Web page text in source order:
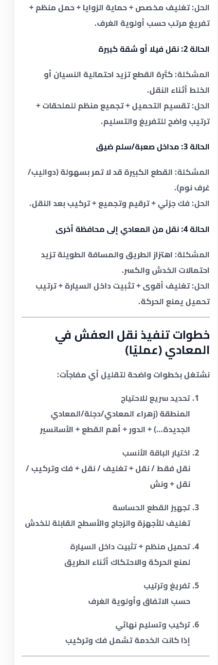
الحل:تغليف مخصص + حماية الزوايا + حمل منظم +
تفريغ مرتب حسب أولوية الغرف.
الحالة 2: نقل فيلا أو شقة كبيرة
المشكلة: كثرة القطع تزيد احتمالية النسيان أو
الخلط أثناء النقل.
الحل:تقسيم التحميل + تجميع منظم للملحقات +
ترتيب واضح للتفريغ والتسليم.
الحالة 3: مداخل صعبة/سلم ضيق
المشكلة: القطع الكبيرة قد لا تمر بسهولة (دواليب/
غرف نوم).
الحل: فك جزئي + ترقيم وتجميع + تركيب بعد النقل.
الحالة 4: نقل من المعادي إلى محافظة أخرى
المشكلة: اهتزاز الطريق والمسافة الطويلة تزيد
احتمالات الخدش والكسر.
الحل:تغليف أقوى + تثبيت داخل السيارة + ترتيب
تحميل يمنع الحركة.
خطوات تنفيذ نقل العفش في
المعادي (عمليًا)
نشتغل بخطوات واضحة لتقليل أي مفاجآت:
تحديد سريع للاحتياج
المنطقة (زهراء المعادي/دجلة/المعادي
الجديدة…) + الدور + أهم القطع + الأسانسير
اختيار الباقة الأنسب
نقل فقط / نقل + تغليف / نقل + فك وتركيب /
نقل + ونش
تجهيز القطع الحساسة
تغليف للأجهزة والزجاج والأسطح القابلة للخدش
تحميل منظم + تثبيت داخل السيارة
لمنع الحركة والاحتكاك أثناء الطريق
تفريغ وترتيب
حسب الاتفاق وأولوية الغرف
تركيب وتسليم نهائي
إذا كانت الخدمة تشمل فك وتركيب